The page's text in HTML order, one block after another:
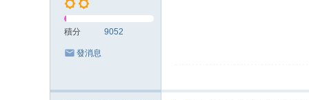
積分 9052
發消息